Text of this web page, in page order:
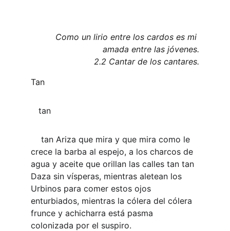
Como un lirio entre los cardos es mi
amada entre las jóvenes.
2.2 Cantar de los cantares.
Tan
   tan
crece la barba al espejo, a los charcos de
agua y aceite que orillan las calles tan tan
Daza sin vísperas, mientras aletean los
Urbinos para comer estos ojos
enturbiados, mientras la cólera del cólera
frunce y achicharra está pasma
colonizada por el suspiro.